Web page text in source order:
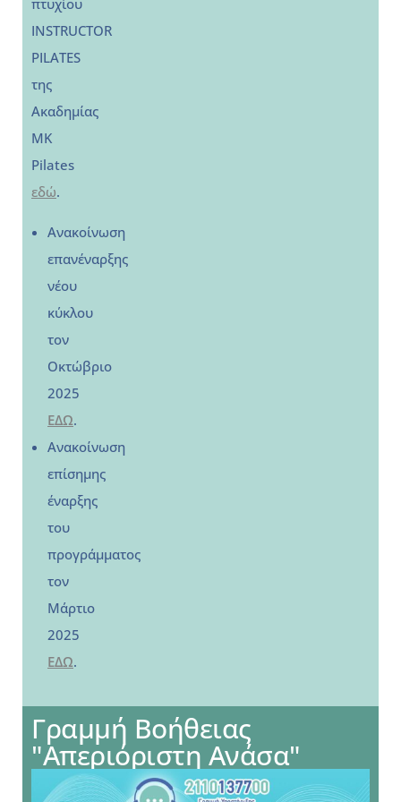
πτυχίου
INSTRUCTOR
PILATES
της
Ακαδημίας
MK
Pilates
εδώ.
Ανακοίνωση
επανέναρξης
νέου
κύκλου
τον
Οκτώβριο
2025
ΕΔΩ.
Ανακοίνωση
επίσημης
έναρξης
του
προγράμματος
τον
Μάρτιο
2025
ΕΔΩ.
Γραμμή Βοήθειας
"Απεριόριστη Ανάσα"